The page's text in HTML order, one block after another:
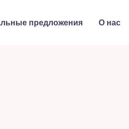
предложения О нас